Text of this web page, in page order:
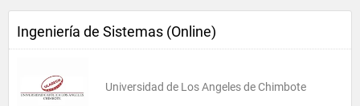
Ingeniería de Sistemas (Online)
Universidad de Los Angeles de Chimbote